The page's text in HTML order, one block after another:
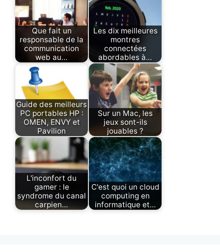
Que fait un
responsable de la
communication
web au…
Les dix meilleures
montres
connectées
abordables à…
Guide des meilleurs
PC portables HP :
OMEN, ENVY et
Pavilion
Sur un Mac, les
jeux sont-ils
jouables ?
L'inconfort du
gamer : le
syndrome du canal
carpien…
C'est quoi un cloud
computing en
informatique et…